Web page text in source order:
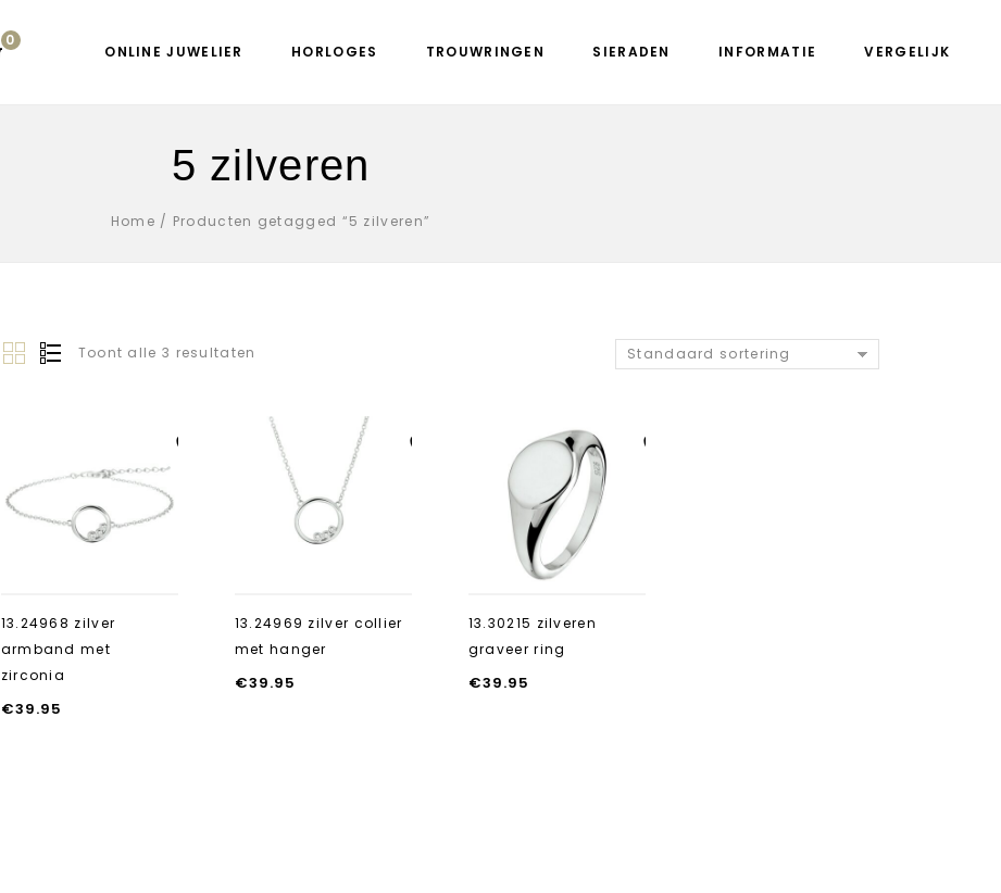
0
ONLINE JUWELIER HORLOGES TROUWRINGEN SIERADEN INFORMATIE VERGELIJK
5 zilveren
Home / Producten getagged “5 zilveren”
Toont alle 3 resultaten Standaard sortering
13.24968 zilver
armband met
zirconia
€39.95
13.24969 zilver collier
met hanger
€39.95
13.30215 zilveren
graveer ring
€39.95